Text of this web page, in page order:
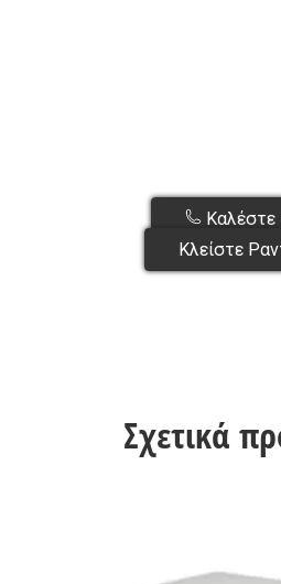
Καλέστε
Κλείστε
Σχετικά